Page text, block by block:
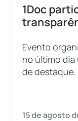
1Doc
Evento
no último
de destaque.
15 de agosto